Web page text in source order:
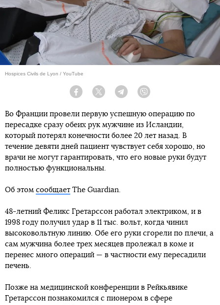
Hospices Civils de Lyon / YouTube
Facebook Twitter Telegram
Во Франции провели первую успешную операцию по
пересадке сразу обеих рук мужчине из Исландии,
который потерял конечности более 20 лет назад. В
течение девяти дней пациент чувствует себя хорошо, но
врачи не могут гарантировать, что его новые руки будут
полностью функциональны.
Об этом сообщает The Guardian.
48-летний Феликс Гретарссон работал электриком, и в
1998 году получил удар в 11 тыс. вольт, когда чинил
высоковольтную линию. Обе его руки сгорели по плечи, а
сам мужчина более трех месяцев пролежал в коме и
перенес много операций — в частности ему пересадили
печень.
Позже на медицинской конференции в Рейкьявике
Гретарссон познакомился с пионером в сфере